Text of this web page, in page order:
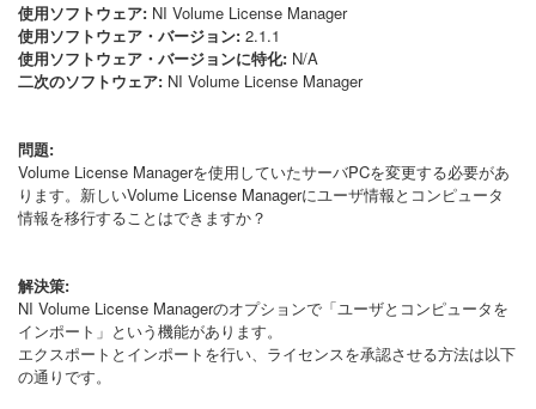
使用ソフトウェア: NI Volume License Manager
使用ソフトウェア・バージョン: 2.1.1
使用ソフトウェア・バージョンに特化: N/A
二次のソフトウェア: NI Volume License Manager
問題:
Volume License Managerを使用していたサーバPCを変更する必要があ
ります。新しいVolume License Managerにユーザ情報とコンピュータ
情報を移行することはできますか？
解決策:
NI Volume License Managerのオプションで「ユーザとコンピュータを
インポート」という機能があります。
エクスポートとインポートを行い、ライセンスを承認させる方法は以下
の通りです。